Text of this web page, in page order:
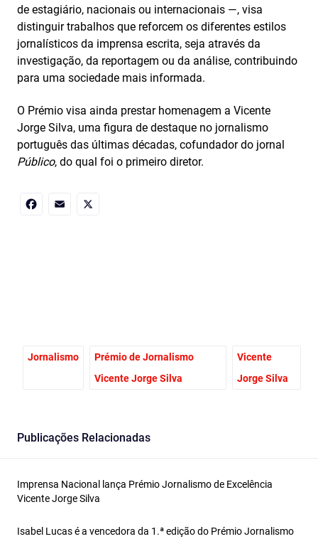
de estagiário, nacionais ou internacionais —, visa
distinguir trabalhos que reforcem os diferentes estilos
jornalísticos da imprensa escrita, seja através da
investigação, da reportagem ou da análise, contribuindo
para uma sociedade mais informada.
O Prémio visa ainda prestar homenagem a Vicente
Jorge Silva, uma figura de destaque no jornalismo
português das últimas décadas, cofundador do jornal
Público, do qual foi o primeiro diretor.
Jornalismo
Prémio de Jornalismo
Vicente Jorge Silva
Vicente
Jorge Silva
Publicações Relacionadas
Imprensa Nacional lança Prémio Jornalismo de Excelência
Vicente Jorge Silva
Isabel Lucas é a vencedora da 1.ª edição do Prémio Jornalismo